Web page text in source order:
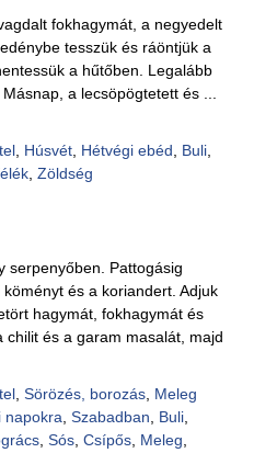
fokhagymát, a negyedelt
tesszük és ráöntjük a
a hűtőben. Legalább
a lecsöpögtetett és ...
, Húsvét, Hétvégi ebéd Buli,
, Zöldség
serpenyőben. Pattogásig
és a koriandert. Adjuk
hagymát, fokhagymát és
chilit és a garam masalát, majd
, Sörözés, borozás, Meleg
napokra Szabadban Buli,
, Sós, Csípős, Meleg